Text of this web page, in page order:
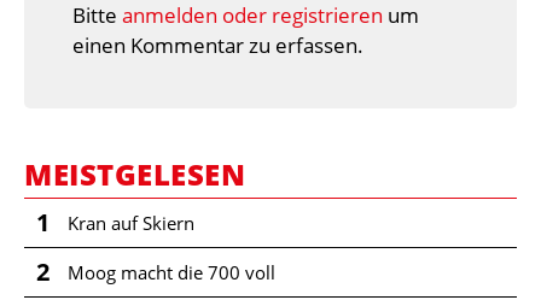
Bitte anmelden oder registrieren um
einen Kommentar zu erfassen.
MEISTGELESEN
1 Kran auf Skiern
2 Moog macht die 700 voll